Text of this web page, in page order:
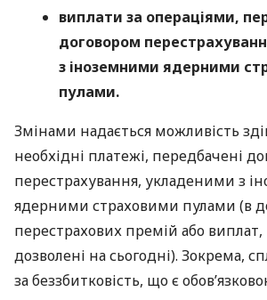
виплати за операціями,
договором
з іноземними ядерними
пулами.
Змінами надається можливість
необхідні платежі, передбачені
перестрахування, укладеними з
ядерними страховими пулами (в
перестрахових премій або
дозволені на сьогодні). Зокрема,
за беззбитковість, що є